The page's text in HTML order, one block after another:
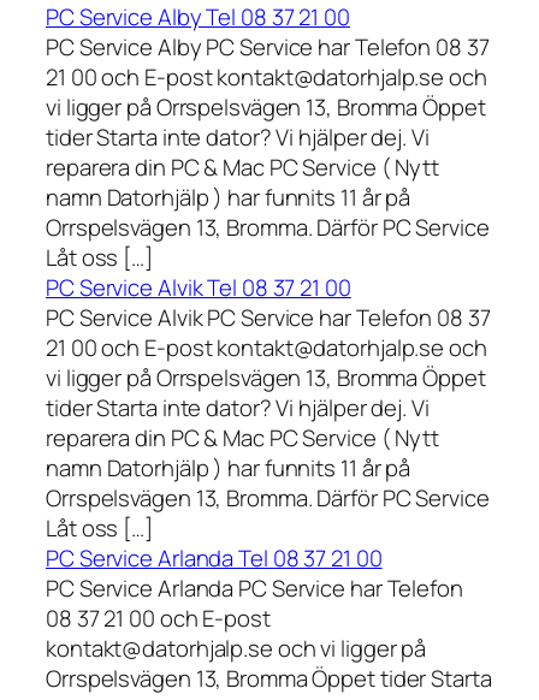
PC Service Alby Tel 08 37 21 00
PC Service Alby PC Service har Telefon 08 37
21 00 och E-post kontakt@datorhjalp.se och
vi ligger på Orrspelsvägen 13, Bromma Öppet
tider Starta inte dator? Vi hjälper dej. Vi
reparera din PC & Mac PC Service ( Nytt
namn Datorhjälp ) har funnits 11 år på
Orrspelsvägen 13, Bromma. Därför PC Service
Låt oss […]
PC Service Alvik Tel 08 37 21 00
PC Service Alvik PC Service har Telefon 08 37
21 00 och E-post kontakt@datorhjalp.se och
vi ligger på Orrspelsvägen 13, Bromma Öppet
tider Starta inte dator? Vi hjälper dej. Vi
reparera din PC & Mac PC Service ( Nytt
namn Datorhjälp ) har funnits 11 år på
Orrspelsvägen 13, Bromma. Därför PC Service
Låt oss […]
PC Service Arlanda Tel 08 37 21 00
PC Service Arlanda PC Service har Telefon
08 37 21 00 och E-post
kontakt@datorhjalp.se och vi ligger på
Orrspelsvägen 13, Bromma Öppet tider Starta